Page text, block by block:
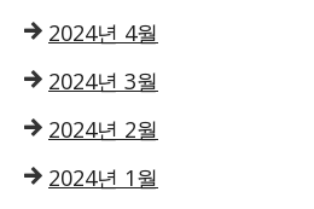
2024년 4월
2024년 3월
2024년 2월
2024년 1월